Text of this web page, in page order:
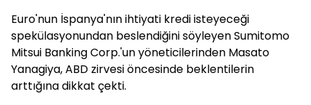
Euro'nun İspanya'nın ihtiyati kredi isteyeceği
spekülasyonundan beslendiğini söyleyen Sumitomo
Mitsui Banking Corp.'un yöneticilerinden Masato
Yanagiya, ABD zirvesi öncesinde beklentilerin
arttığına dikkat çekti.